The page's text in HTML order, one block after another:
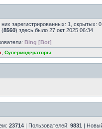
них зарегистрированных: 1, скрытых:
(8560) здесь было 27 окт 2025 06:34
Bing [Bot]
Супермодераторы
23714 | Пользователей: 9831 |